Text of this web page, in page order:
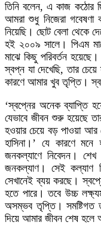
তিনি বলেন, এ কাজ কঠোর
আমরা শুধু নিজেরা
নিয়েছি। ছোট বেলা থেকে
হই ২০০৯ সালে। পিএম
মাঝে কিছু পরিবর্তন
স্বপ্ন যা দেখেছি, তার
কারণে আমার খুব তৃপ্তি।
‘স্বপ্নের অনেক ব্যাপ্তি
যেভাবে জীবন শুরু হয়েছে
হওয়ার চেয়ে বড় পাওয়া আর
হাসিনা।’ যে কারণে
জনকল্যাণে নিবেদন। শেখ
জনকল্যাণ। সেই কল্যাণ
সেখানেই ব্যয় করছে।
হতে পারে। তবে উচ্চ
অসম্ভব তৃপ্তি। সমষ্টিগত
দিয়ে আমার জীবন শেষ হলে